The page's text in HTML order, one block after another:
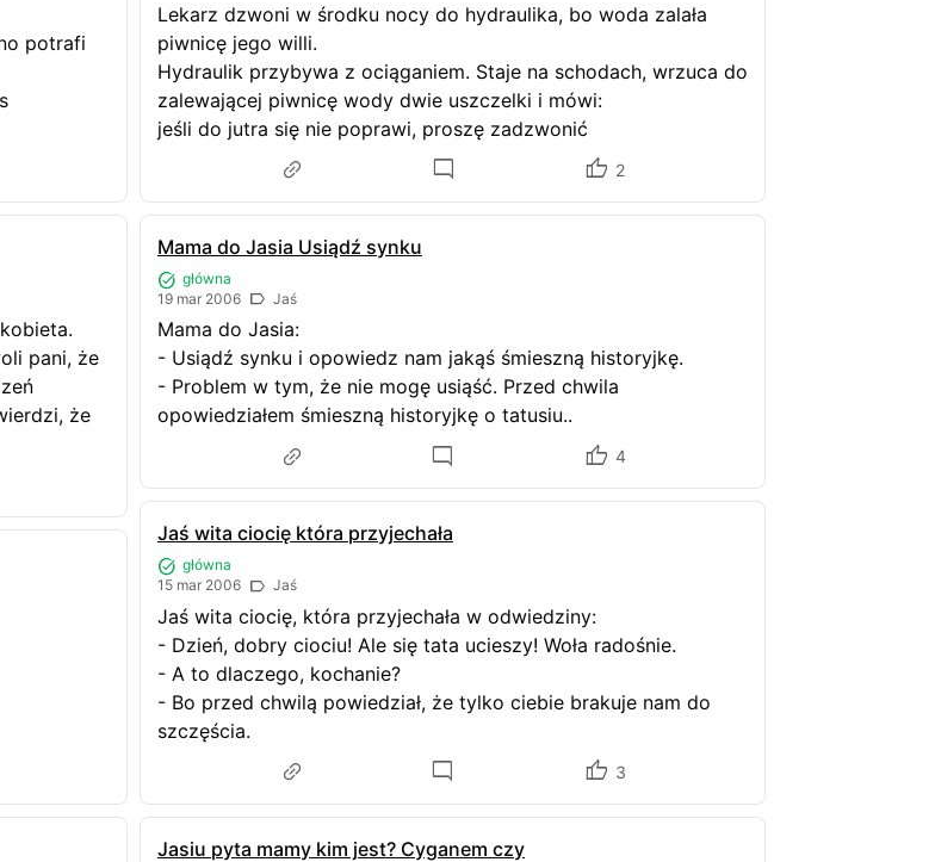
potrafi
Lekarz dzwoni w środku nocy do hydraulika, bo woda zalała
piwnicę jego willi.
Hydraulik przybywa z ociąganiem. Staje na schodach, wrzuca do
zalewającej piwnicę wody dwie uszczelki i mówi:
jeśli do jutra się nie poprawi, proszę zadzwonić
2
pani, że
że
Mama do Jasia Usiądź synku
główna
19 mar 2006
Jaś
Mama do Jasia:
- Usiądź synku i opowiedz nam jakąś śmieszną historyjkę.
- Problem w tym, że nie mogę usiąść. Przed chwila
opowiedziałem śmieszną historyjkę o tatusiu..
4
Jaś wita ciocię która przyjechała
główna
15 mar 2006
Jaś
Jaś wita ciocię, która przyjechała w odwiedziny:
- Dzień, dobry ciociu! Ale się tata ucieszy! Woła radośnie.
- A to dlaczego, kochanie?
- Bo przed chwilą powiedział, że tylko ciebie brakuje nam do
szczęścia.
3
Jasiu pyta mamy kim jest? Cyganem czy